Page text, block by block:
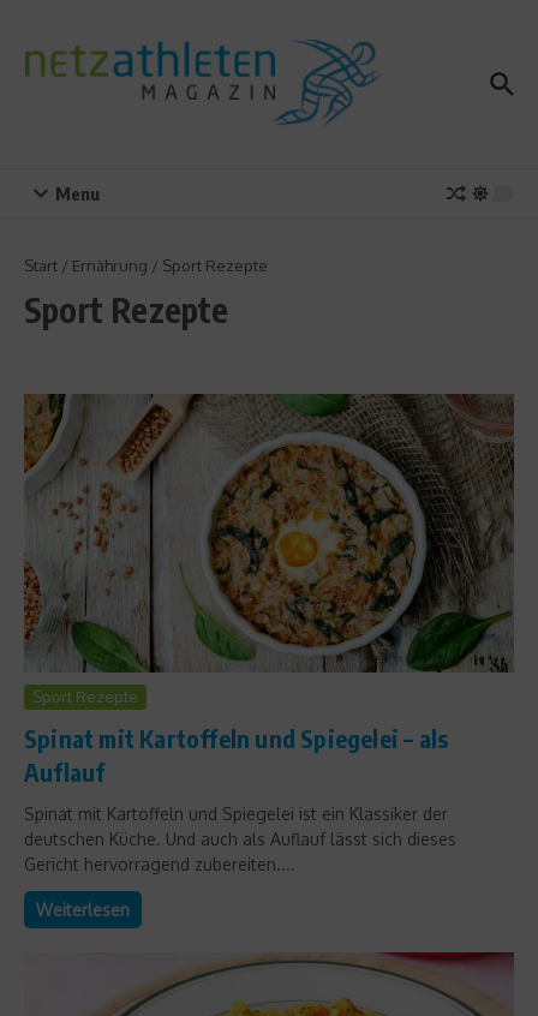
Menu
Start / Ernährung / Sport Rezepte
Sport Rezepte
Sport Rezepte
Spinat mit Kartoffeln und Spiegelei – als
Auflauf
Spinat mit Kartoffeln und Spiegelei ist ein Klassiker der
deutschen Küche. Und auch als Auflauf lässt sich dieses
Gericht hervorragend zubereiten....
Weiterlesen